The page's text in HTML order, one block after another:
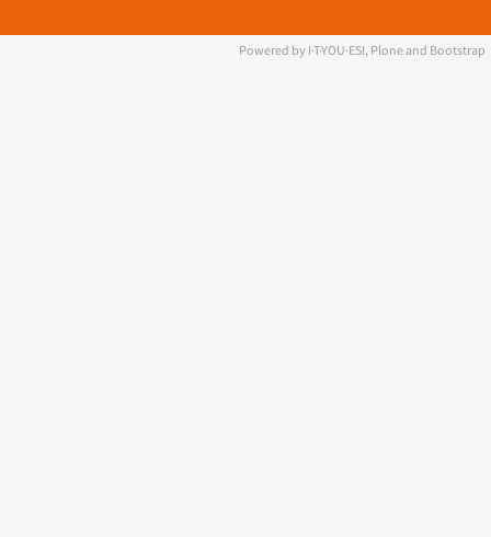
Powered by I·T·YOU·ESI, Plone and Bootstrap